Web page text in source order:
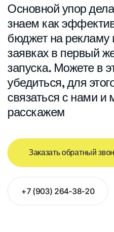
Основной упор
знаем как
бюджет на рекламу
заявках в первый
запуска. Можете в
убедиться, для
связаться с нами
расскажем
Заказать обратный
+7 (903) 264-38-20